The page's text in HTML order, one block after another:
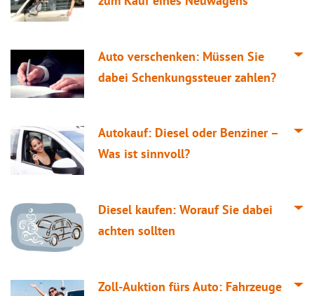
Auto verschenken: Müssen Sie
dabei Schenkungssteuer zahlen?
Autokauf: Diesel oder Benziner –
Was ist sinnvoll?
Diesel kaufen: Worauf Sie dabei
achten sollten
Zoll-Auktion fürs Auto: Fahrzeuge